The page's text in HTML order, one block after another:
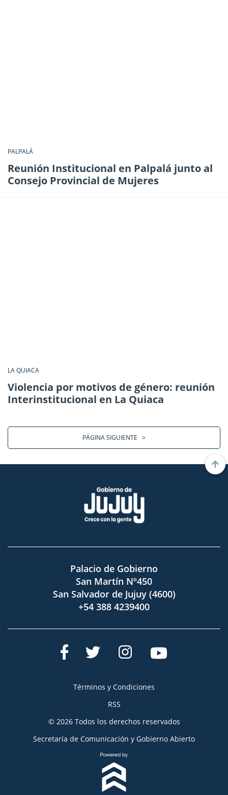
PALPALÁ
Reunión Institucional en Palpalá junto al
Consejo Provincial de Mujeres
LA QUIACA
Violencia por motivos de género: reunión
Interinstitucional en La Quiaca
PÁGINA SIGUIENTE >
Palacio de Gobierno
San Martín Nº450
San Salvador de Jujuy (4600)
+54 388 4239400
Términos y Condiciones
RSS
© 2026 Todos los derechos reservados
Secretaría de Comunicación y Gobierno Abierto